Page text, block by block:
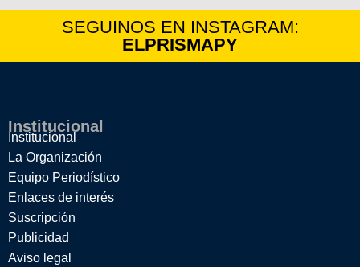
SEGUINOS EN INSTAGRAM:
ELPRISMAPY
Institucional
Institucional
La Organización
Equipo Periodístico
Enlaces de interés
Suscripción
Publicidad
Aviso legal